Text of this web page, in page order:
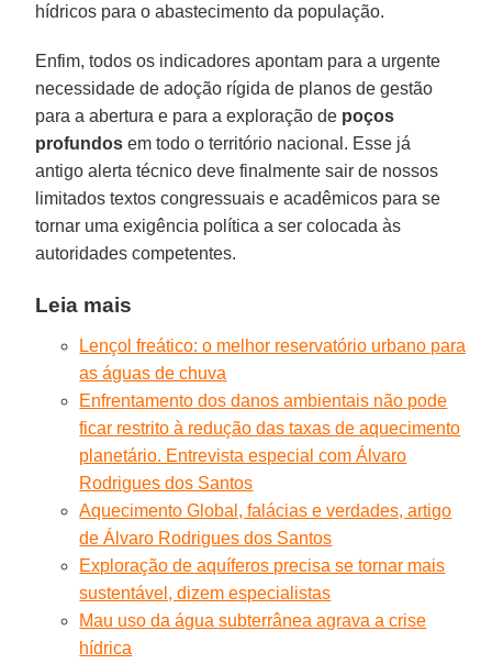
hídricos para o abastecimento da população.
Enfim, todos os indicadores apontam para a urgente
necessidade de adoção rígida de planos de gestão
para a abertura e para a exploração de poços
profundos em todo o território nacional. Esse já
antigo alerta técnico deve finalmente sair de nossos
limitados textos congressuais e acadêmicos para se
tornar uma exigência política a ser colocada às
autoridades competentes.
Leia mais
Lençol freático: o melhor reservatório urbano para
as águas de chuva
Enfrentamento dos danos ambientais não pode
ficar restrito à redução das taxas de aquecimento
planetário. Entrevista especial com Álvaro
Rodrigues dos Santos
Aquecimento Global, falácias e verdades, artigo
de Álvaro Rodrigues dos Santos
Exploração de aquíferos precisa se tornar mais
sustentável, dizem especialistas
Mau uso da água subterrânea agrava a crise
hídrica